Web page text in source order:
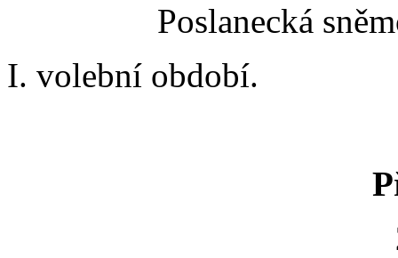
Poslanecká
I. volební období.